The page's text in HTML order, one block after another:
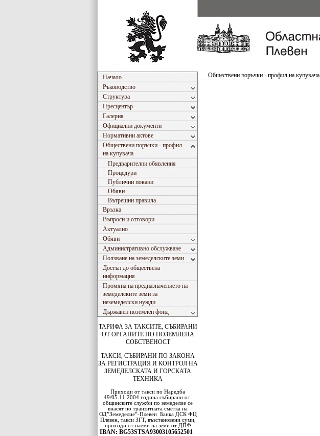
Начало
Ръководство
Структура
Пресцентър
Галерия
Официални документи
Нормативни актове
Обществени поръчки - профил
на купувача
Предварителни обявления
Процедури
Публични покани
Обяви
Вътрешни правила
Връзка
Въпроси и отговори
Актуално
Обяви
Административно обслужване
Ползване на земеделските земи
Достъп до обществена
информация
Промяна на предназначението на
земеделските земи за
неземеделски нужди
Държавен поземлен фонд
ТАРИФА ЗА ТАКСИТЕ, СЪБИРАНИ
ОТ ОРГАНИТЕ ПО ПОЗЕМЛЕНА
СОБСТВЕНОСТ
ТАКСИ, СЪБИРАНИ ПО ЗАКОНА
ЗА РЕГИСТРАЦИЯ И КОНТРОЛ НА
ЗЕМЕДЕЛСКАТА И ГОРСКАТА
ТЕХНИКА
Приходи от такси по Наредба
49/05.11.2004 година събирани от
общинските служби по земеделие се
внасят по транзитната сметка на
ОД”Земеделие”-Плевен Банка ДСКФЦ
Плевен, такси ЗГТ, възстановени суми,
приходи от наеми на земи от ДПФ
IBAN: BG53STSA93003105652501
Обществени поръчки - профил на купувача